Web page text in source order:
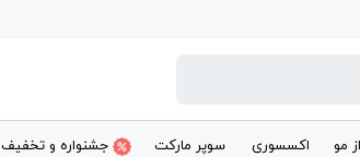
مو اکسسوری سوپر مارکت جشنواره و تخفیف